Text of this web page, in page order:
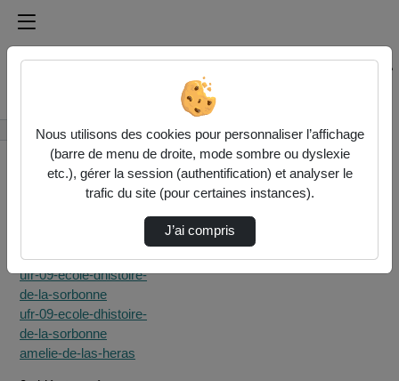
Médiathèque de l'université Paris
Rechercher un média sur Médiathèque de l'université
Accueil Rechercher
pour en retirer) :
ufr-09-ecole-dhistoire-
de-la-sorbonne
ufr-09-ecole-dhistoire-
de-la-sorbonne
amelie-de-las-heras
Nous utilisons des cookies pour personnaliser l’affichage
(barre de menu de droite, mode sombre ou dyslexie
etc.), gérer la session (authentification) et analyser le
trafic du site (pour certaines instances).
J’ai compris